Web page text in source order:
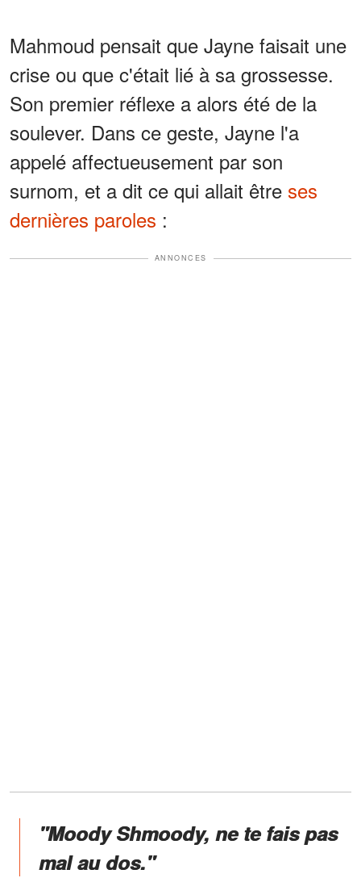
Mahmoud pensait que Jayne faisait une
crise ou que c'était lié à sa grossesse.
Son premier réflexe a alors été de la
soulever. Dans ce geste, Jayne l'a
appelé affectueusement par son
surnom, et a dit ce qui allait être ses
dernières paroles :
ANNONCES
"Moody Shmoody, ne te fais pas
mal au dos."